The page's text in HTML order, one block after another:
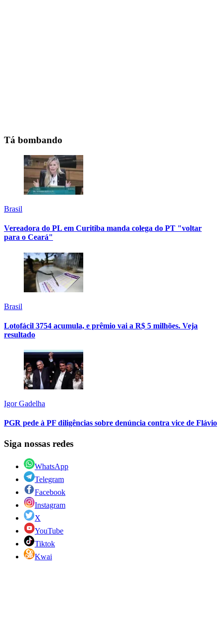
Tá bombando
Brasil
Vereadora do PL em Curitiba manda colega do PT "voltar
para o Ceará"
Brasil
Lotofácil 3754 acumula, e prêmio vai a R$ 5 milhões. Veja
resultado
Igor Gadelha
PGR pede à PF diligências sobre denúncia contra vice de Flávio
Siga nossas redes
WhatsApp
Telegram
Facebook
Instagram
X
YouTube
Tiktok
Kwai